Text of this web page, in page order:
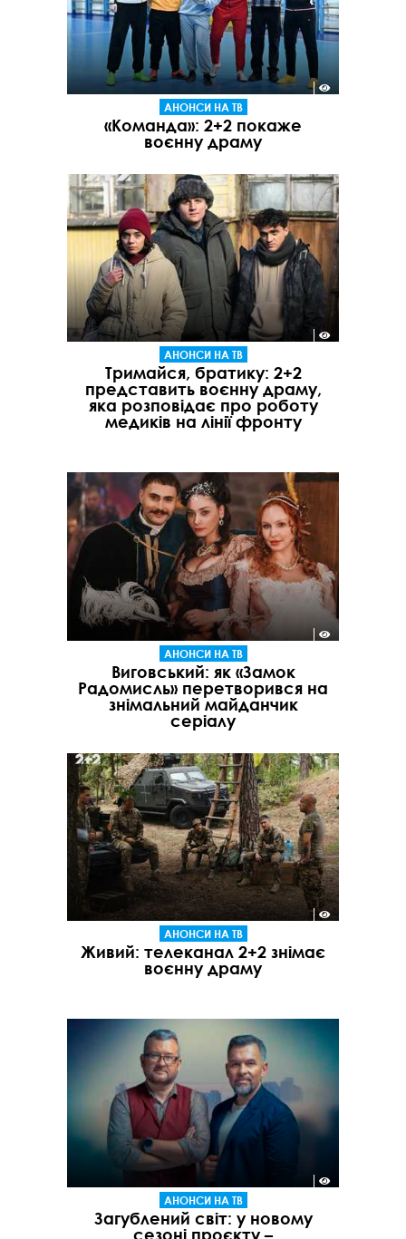
АНОНСИ НА ТВ
«Команда»: 2+2 покаже
воєнну драму
АНОНСИ НА ТВ
Тримайся, братику: 2+2
представить воєнну драму,
яка розповідає про роботу
медиків на лінії фронту
АНОНСИ НА ТВ
Виговський: як «Замок
Радомисль» перетворився на
знімальний майданчик
серіалу
АНОНСИ НА ТВ
Живий: телеканал 2+2 знімає
воєнну драму
АНОНСИ НА ТВ
Загублений світ: у новому
сезоні проєкту –